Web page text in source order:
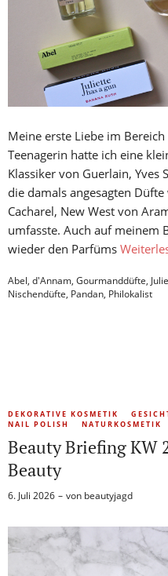
Meine erste Liebe im
Teenagerin hatte ich eine
Klassiker von Guerlain, Yves
die damals angesagten
Cacharel, New West von
umfasste. Auch auf meinem
wieder den Parfüms
Abel, d'Annam, Gourmanddüfte,
Nischendüfte, Pandan, Philokalist
DEKORATIVE KOSMETIK
NAIL POLISH
NATURKOSMETIK
Beauty Briefing KW
Beauty
6. Juli 2026 von beautyjagd